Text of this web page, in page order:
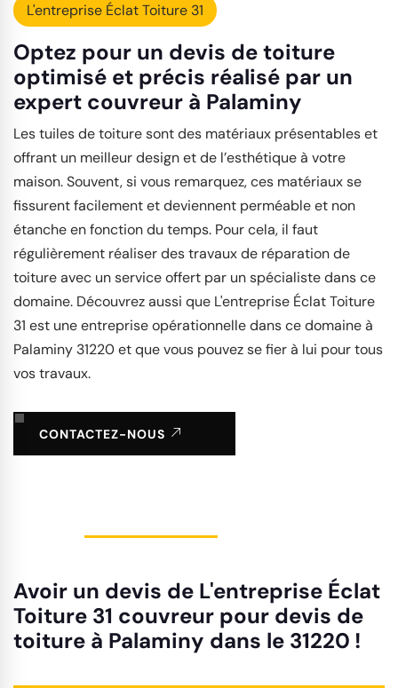
L'entreprise Éclat Toiture 31
Optez pour un devis de toiture
optimisé et précis réalisé par un
expert couvreur à Palaminy
Les tuiles de toiture sont des matériaux présentables et
offrant un meilleur design et de l’esthétique à votre
maison. Souvent, si vous remarquez, ces matériaux se
fissurent facilement et deviennent perméable et non
étanche en fonction du temps. Pour cela, il faut
régulièrement réaliser des travaux de réparation de
toiture avec un service offert par un spécialiste dans ce
domaine. Découvrez aussi que L'entreprise Éclat Toiture
31 est une entreprise opérationnelle dans ce domaine à
Palaminy 31220 et que vous pouvez se fier à lui pour tous
vos travaux.
CONTACTEZ-NOUS
Avoir un devis de L'entreprise Éclat
Toiture 31 couvreur pour devis de
toiture à Palaminy dans le 31220 !